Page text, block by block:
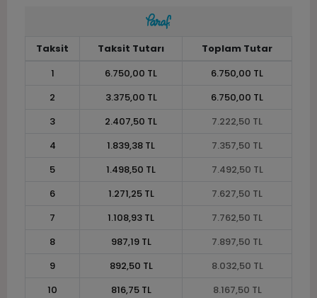
Taksit Taksit Tutarı
Toplam Tutar
1
6.750,00 TL
6.750,00 TL
2
3.375,00 TL
6.750,00 TL
3
2.407,50 TL
7.222,50 TL
4
1.839,38 TL
7.357,50 TL
5
1.498,50 TL
7.492,50 TL
6
1.271,25 TL
7.627,50 TL
7
1.108,93 TL
7.762,50 TL
8
987,19 TL
7.897,50 TL
9
892,50 TL
8.032,50 TL
10
816,75 TL
8.167,50 TL